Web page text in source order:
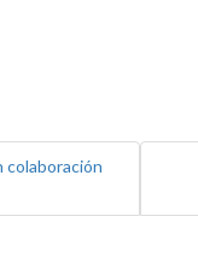
colaboración